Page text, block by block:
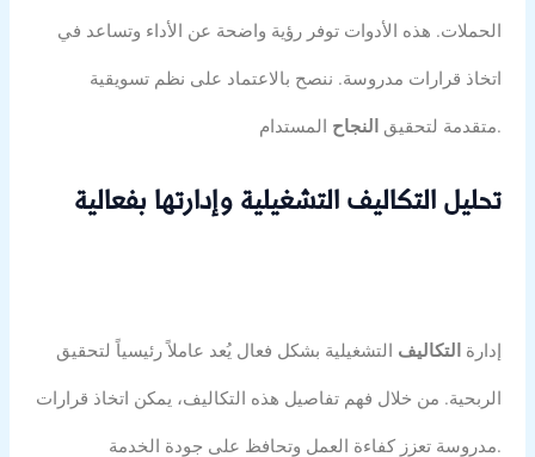
الحملات. هذه الأدوات توفر رؤية واضحة عن الأداء وتساعد في
اتخاذ قرارات مدروسة. ننصح بالاعتماد على نظم تسويقية
متقدمة لتحقيق النجاح المستدام.
تحليل التكاليف التشغيلية وإدارتها بفعالية
إدارة التكاليف التشغيلية بشكل فعال يُعد عاملاً رئيسياً لتحقيق
الربحية. من خلال فهم تفاصيل هذه التكاليف، يمكن اتخاذ قرارات
مدروسة تعزز كفاءة العمل وتحافظ على جودة الخدمة.